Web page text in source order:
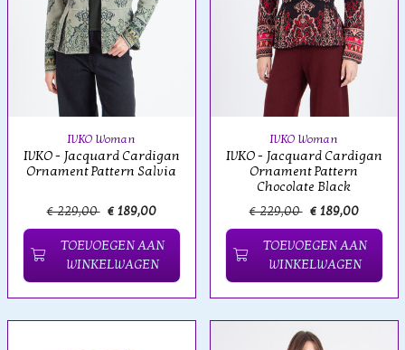
IVKO Woman
IVKO - Jacquard Cardigan
Ornament Pattern Salvia
€ 229,00 € 189,00
TOEVOEGEN AAN
WINKELWAGEN
IVKO Woman
IVKO - Jacquard Cardigan
Ornament Pattern
Chocolate Black
€ 229,00 € 189,00
TOEVOEGEN AAN
WINKELWAGEN